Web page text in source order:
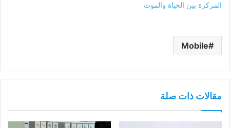
المركزة بين الحياة والموت
Mobile
مقالات ذات صلة